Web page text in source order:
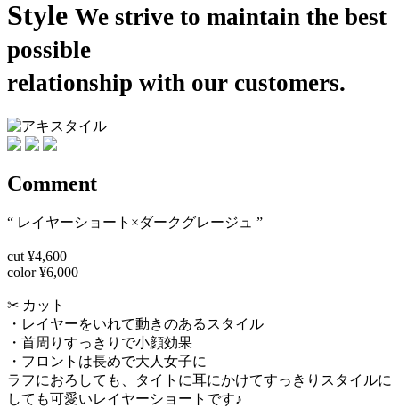
Style We strive to maintain the best
possible
relationship with our customers.
Comment
“ レイヤーショート×ダークグレージュ ”
cut ¥4,600
color ¥6,000
✂︎ カット
・レイヤーをいれて動きのあるスタイル
・首周りすっきりで小顔効果
・フロントは長めで大人女子に
ラフにおろしても、タイトに耳にかけてすっきりスタイルに
しても可愛いレイヤーショートです♪